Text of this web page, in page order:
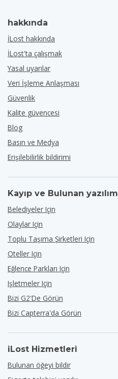
hakkında
İLost hakkında
İLost'ta çalışmak
Yasal uyarılar
Veri İşleme Anlaşması
Güvenlik
Kalite güvencesi
Blog
Basın ve Medya
Erişilebilirlik bildirimi
Kayıp ve Bulunan yazılım
Belediyeler Için
Olaylar Için
Toplu Taşıma Şirketleri Için
Oteller Için
Eğlence Parkları Için
Işletmeler Için
Bizi G2'de Görün
Bizi Capterra'da Görün
iLost Hizmetleri
Bulunan öğeyi bildir